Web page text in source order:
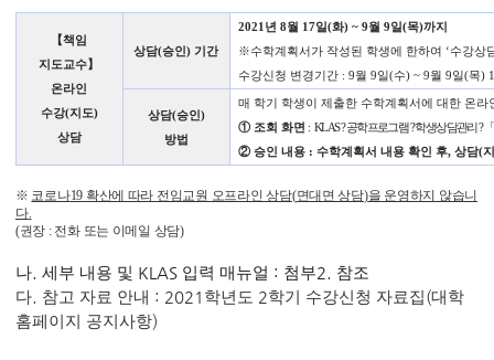
【책임
지도교수】
온라인
수강(지도)
상담
상담(승인)기간
2021 년 8월 17일(화) ~ 9월 9일(목)까지
※수학계획서가 작성된 학생에 한하여 ‘수강상
수강신청 변경기간 : 9월 9일(수) ~ 9월 9일(목)
상담(승인 )
방법
매 학기 학생이 제출한 수학계획서에 대한 온라
① 조회 화면 : KLAS?공학프로그램?학생상담관리? 「
② 승인 내용 : 수학계획서 내용 확인 후, 상담(
※ 코로나19 확산에 따라 전임교원 오프라인 상담(면대면 상담)을 운영하지 않습니
다.
(권장 : 전화 또는 이메일 상담)
나. 세부 내용 및 KLAS 입력 매뉴얼 : 첨부2. 참조
다. 참고 자료 안내 : 2021 학년도 2학기 수강신청 자료집(대학
홈페이지 공지사항)